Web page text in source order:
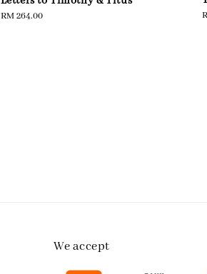
Regular
RM 264.00
We accept